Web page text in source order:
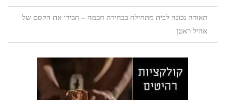
תאורה נכונה לבית מתחילה בבחירה חכמה – הכירו את הקסם של
אהיל ראטן